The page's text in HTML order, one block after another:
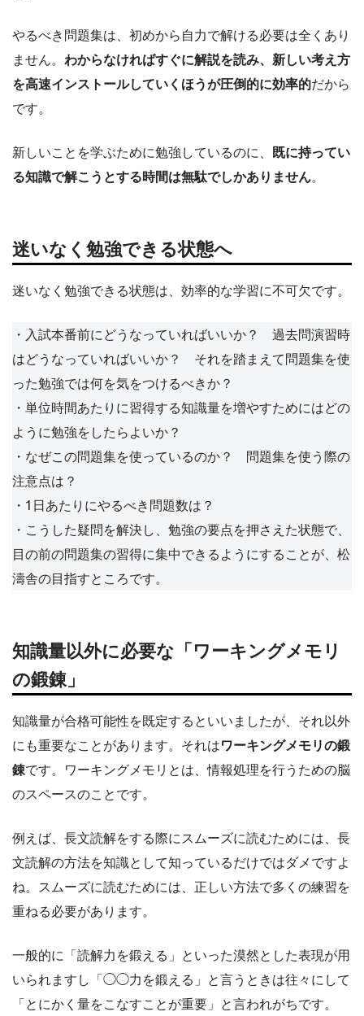
やるべき問題集は、初めから自力で解ける必要は全くあり
ません。 わからなければすぐに解説を読み、新しい考え方
を高速インストールしていくほうが圧倒的に効率的だから
です。
新しいことを学ぶために勉強しているのに、
既に持ってい
る知識で解こうとする時間は無駄でしかありません。
迷いなく勉強できる状態へ
迷いなく勉強できる状態は、効率的な学習に不可欠です。
・入試本番前にどうなっていればいいか？ 過去問演習時
はどうなっていればいいか？ それを踏まえて問題集を使
った勉強では何を気をつけるべきか？
・単位時間あたりに習得する知識量を増やすためにはどの
ように勉強をしたらよいか？
・なぜこの問題集を使っているのか？ 問題集を使う際の
注意点は？
・1日あたりにやるべき問題数は？
・こうした疑問を解決し、勉強の要点を押さえた状態で、
目の前の問題集の習得に集中できるようにすることが、松
濤舎の目指すところです。
知識量以外に必要な「ワーキングメモリ
の鍛錬」
知識量が合格可能性を既定するといいましたが、それ以外
にも重要なことがあります。それはワーキングメモリの鍛
錬です。ワーキングメモリとは、情報処理を行うための脳
のスペースのことです。
例えば、長文読解をする際にスムーズに読むためには、長
文読解の方法を知識として知っているだけではダメですよ
ね。スムーズに読むためには、正しい方法で多くの練習を
重ねる必要があります。
一般的に「読解力を鍛える」といった漠然とした表現が用
いられますし「◯◯力を鍛える」と言うときは往々にして
「とにかく量をこなすことが重要」と言われがちです。